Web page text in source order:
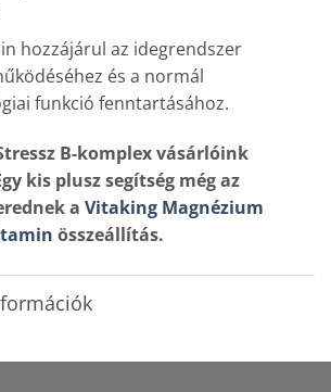
hozzájárul az idegrendszer
és a normál
funkció fenntartásához.
B-komplex vásárlóink
kis plusz segítség még az
a Vitaking Magnézium
összeállítás.